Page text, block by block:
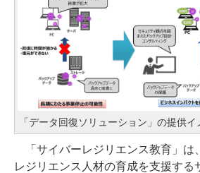
「データ回復ソリューション」の提供イ
「サイバーレジリエンス教育」は
レジリエンス人材の育成を支援する